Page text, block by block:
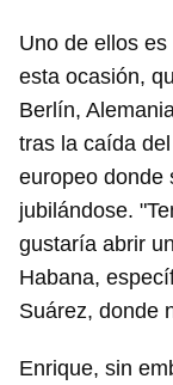
Uno de ellos
esta ocasión,
Berlín,
tras la caída
europeo donde
jubilándose.
gustaría abrir
Habana,
Suárez, donde
Enrique, sin